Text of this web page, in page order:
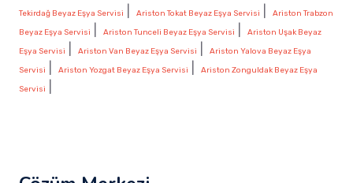
Tekirdağ Beyaz Eşya Servisi
Ariston Tokat Beyaz Eşya Servisi
Ariston Trabzon
Beyaz Eşya Servisi
Ariston Tunceli Beyaz Eşya Servisi
Ariston Uşak Beyaz
Eşya Servisi
Ariston Van Beyaz Eşya Servisi
Ariston Yalova Beyaz Eşya
Servisi
Ariston Yozgat Beyaz Eşya Servisi
Ariston Zonguldak Beyaz Eşya
Servisi